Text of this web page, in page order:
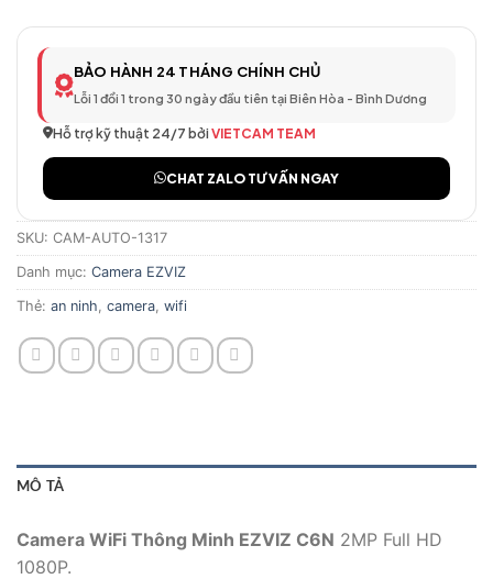
BẢO HÀNH 24 THÁNG CHÍNH CHỦ
Lỗi 1 đổi 1 trong 30 ngày đầu tiên tại Biên Hòa - Bình Dương
Hỗ trợ kỹ thuật 24/7 bởi VIETCAM TEAM
CHAT ZALO TƯ VẤN NGAY
SKU: CAM-AUTO-1317
Danh mục: Camera EZVIZ
Thẻ: an ninh camera wifi
MÔ TẢ
Camera WiFi Thông Minh EZVIZ C6N 2MP Full HD
1080P.